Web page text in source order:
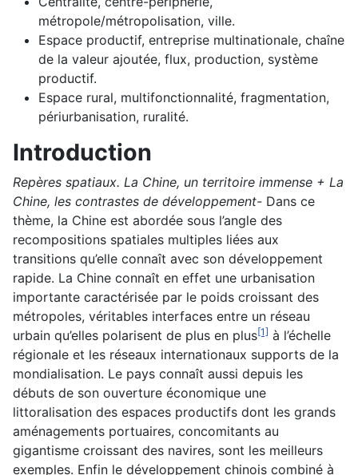
métropole/métropolisation, ville.
Espace productif, entreprise multinationale, chaîne
de la valeur ajoutée, flux, production, système
productif.
Espace rural, multifonctionnalité, fragmentation,
périurbanisation, ruralité.
Introduction
Repères spatiaux. La Chine, un territoire immense + La
Chine, les contrastes de développement- Dans ce
thème, la Chine est abordée sous l’angle des
recompositions spatiales multiples liées aux
transitions qu’elle connaît avec son développement
rapide. La Chine connaît en effet une urbanisation
importante caractérisée par le poids croissant des
métropoles, véritables interfaces entre un réseau
urbain qu’elles polarisent de plus en plus[1] à l’échelle
régionale et les réseaux internationaux supports de la
mondialisation. Le pays connaît aussi depuis les
débuts de son ouverture économique une
littoralisation des espaces productifs dont les grands
aménagements portuaires, concomitants au
gigantisme croissant des navires, sont les meilleurs
exemples. Enfin le développement chinois combiné à